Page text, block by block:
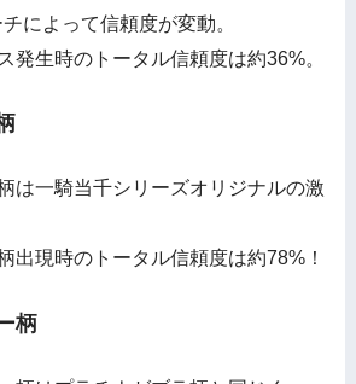
によって信頼度が変動。
発生時のトータル信頼度は約36%。
は一騎当千シリーズオリジナルの激
出現時のトータル信頼度は約78%！
柄